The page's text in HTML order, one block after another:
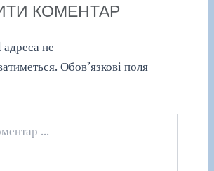
КОМЕНТАР
не
Обов’язкові поля